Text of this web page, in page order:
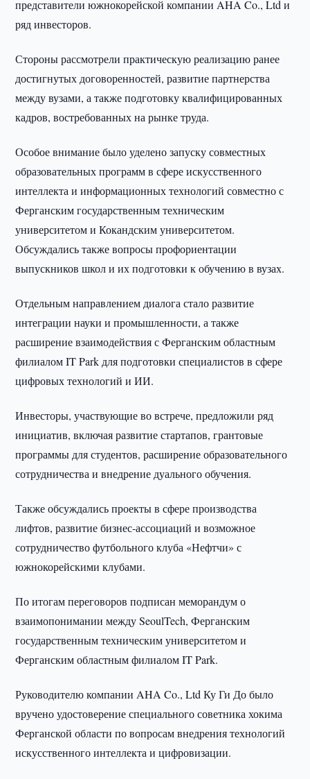
представители южнокорейской компании AHA Co., Ltd и
ряд инвесторов.
Стороны рассмотрели практическую реализацию ранее
достигнутых договоренностей, развитие партнерства
между вузами, а также подготовку квалифицированных
кадров, востребованных на рынке труда.
Особое внимание было уделено запуску совместных
образовательных программ в сфере искусственного
интеллекта и информационных технологий совместно с
Ферганским государственным техническим
университетом и Кокандским университетом.
Обсуждались также вопросы профориентации
выпускников школ и их подготовки к обучению в вузах.
Отдельным направлением диалога стало развитие
интеграции науки и промышленности, а также
расширение взаимодействия с Ферганским областным
филиалом IT Park для подготовки специалистов в сфере
цифровых технологий и ИИ.
Инвесторы, участвующие во встрече, предложили ряд
инициатив, включая развитие стартапов, грантовые
программы для студентов, расширение образовательного
сотрудничества и внедрение дуального обучения.
Также обсуждались проекты в сфере производства
лифтов, развитие бизнес-ассоциаций и возможное
сотрудничество футбольного клуба «Нефтчи» с
южнокорейскими клубами.
По итогам переговоров подписан меморандум о
взаимопонимании между SeoulTech, Ферганским
государственным техническим университетом и
Ферганским областным филиалом IT Park.
Руководителю компании AHA Co., Ltd Ку Ги До было
вручено удостоверение специального советника хокима
Ферганской области по вопросам внедрения технологий
искусственного интеллекта и цифровизации.